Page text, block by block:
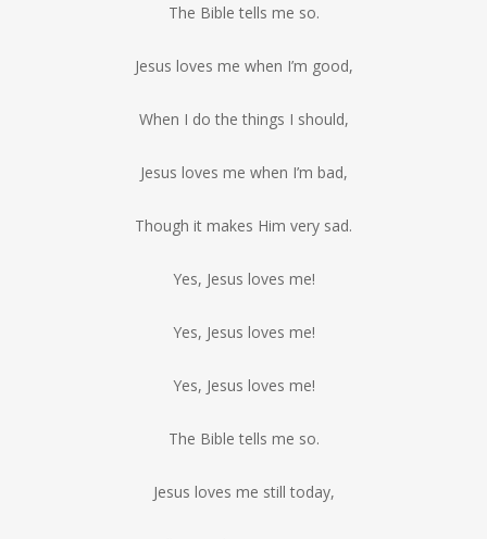
The Bible tells me so.
Jesus loves me when I’m good,
When I do the things I should,
Jesus loves me when I’m bad,
Though it makes Him very sad.
Yes, Jesus loves me!
Yes, Jesus loves me!
Yes, Jesus loves me!
The Bible tells me so.
Jesus loves me still today,